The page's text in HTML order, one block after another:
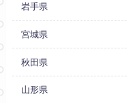
岩手県
宮城県
秋田県
山形県